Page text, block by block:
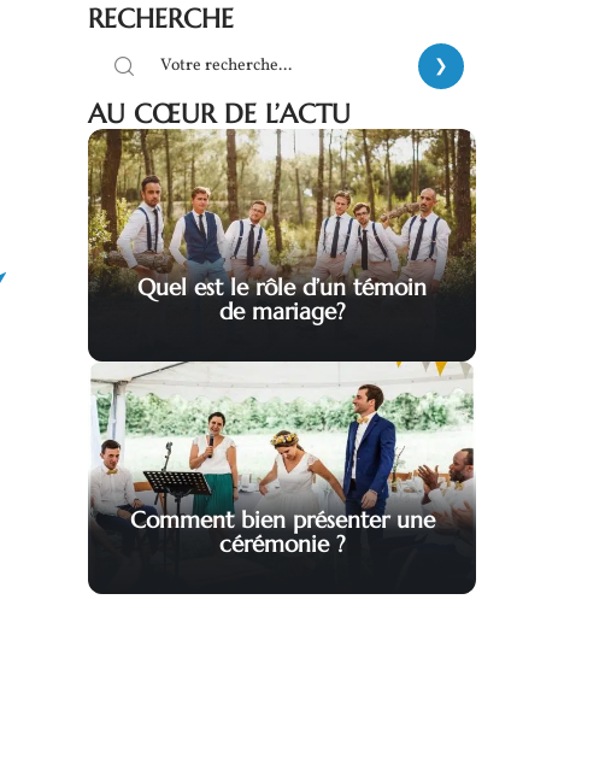
RECHERCHE
AU CŒUR DE L’ACTU
Quel est le rôle d’un témoin
de mariage?
Comment bien présenter une
cérémonie ?